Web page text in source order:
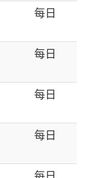
每日
每日
每日
每日